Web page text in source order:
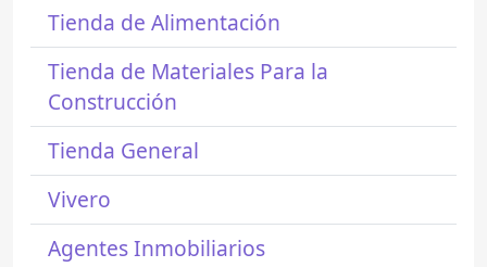
Tienda de Alimentación
Tienda de Materiales Para la
Construcción
Tienda General
Vivero
Agentes Inmobiliarios